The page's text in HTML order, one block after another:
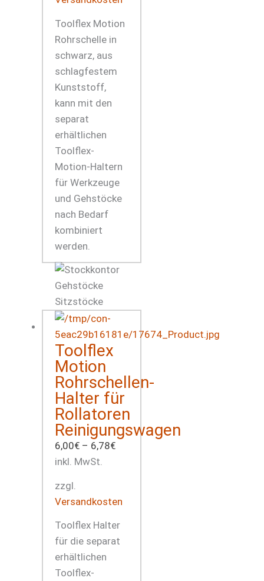
Toolflex Motion
Rohrschelle in
schwarz, aus
schlagfestem
Kunststoff,
kann mit den
separat
erhältlichen
Toolflex-
Motion-Haltern
für Werkzeuge
und Gehstöcke
nach Bedarf
kombiniert
werden.
Toolflex
Motion
Rohrschellen-
Halter für
Rollatoren
Reinigungswagen
6,00€ – 6,78€
inkl. MwSt.
zzgl.
Versandkosten
Toolflex Halter
für die separat
erhältlichen
Toolflex-